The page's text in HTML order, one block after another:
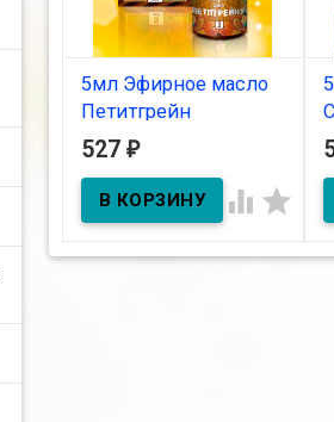
5мл Эфирное масло
Петитгрейн
В наличии
5мл Эфирное масло
527 ₽
 